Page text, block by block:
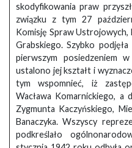
skodyfikowania praw
związku z tym 27
Komisję Spraw
Grabskiego. Szybko
pierwszym posiedzeniem
ustalono jej kształt i
tym wspomnieć, iż
Wacława Komarnickiego, a
Zygmunta Kaczyńskiego,
Banaczyka. Wszyscy
podkreślało